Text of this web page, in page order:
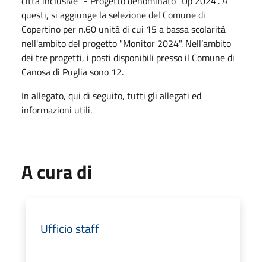
questi, si aggiunge la selezione del Comune di
Copertino per n.60 unità di cui 15 a bassa scolarità
nell'ambito del progetto "Monitor 2024". Nell’ambito
dei tre progetti, i posti disponibili presso il Comune di
Canosa di Puglia sono 12.
In allegato, qui di seguito, tutti gli allegati ed
informazioni utili.
A cura di
Ufficio staff